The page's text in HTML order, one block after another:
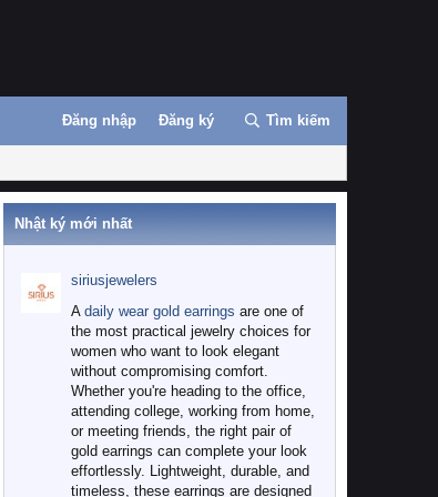
Đăng nhập Đăng ký Tìm kiếm
Nhật ký mới nhất
siriusjewelers
A daily wear gold earrings are one of
the most practical jewelry choices for
women who want to look elegant
without compromising comfort.
Whether you're heading to the office,
attending college, working from home,
or meeting friends, the right pair of
gold earrings can complete your look
effortlessly. Lightweight, durable, and
timeless, these earrings are designed